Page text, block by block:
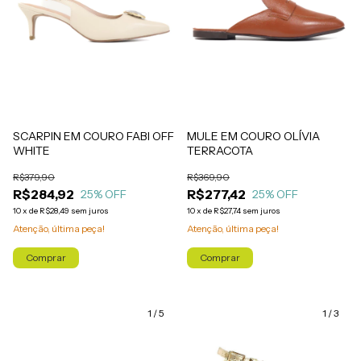
SCARPIN EM COURO FABI OFF
WHITE
R$284,92
R$379,90
25% OFF
10x de R$28,49 sem juros
Atenção, última peça!
Comprar
MULE EM COURO OLÍVIA
TERRACOTA
R$277,42
R$369,90
25% OFF
10x de R$27,74 sem juros
Atenção, última peça!
Comprar
1 /5 1 /3